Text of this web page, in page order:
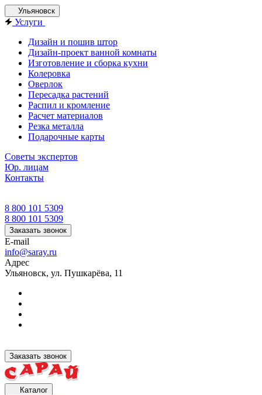
Ульяновск
Услуги
Дизайн и пошив штор
Дизайн-проект ванной комнаты
Изготовление и сборка кухни
Колеровка
Оверлок
Пересадка растений
Распил и кромление
Расчет материалов
Резка металла
Подарочные карты
Советы экспертов
Юр. лицам
Контакты
8 800 101 5309
8 800 101 5309
Заказать звонок
E-mail
info@saray.ru
Адрес
Ульяновск, ул. Пушкарёва, 11
Заказать звонок
Каталог